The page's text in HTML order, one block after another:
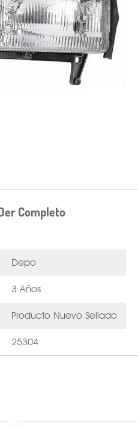
Completo
Depo
3 Años
Producto Nuevo Sellado
25304